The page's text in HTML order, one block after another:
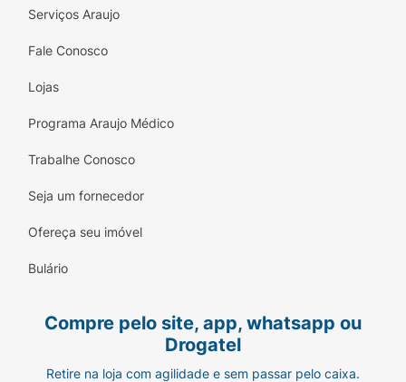
nas manchas em 1 semana.
- Eficácia antimanchas
- Corrige diversos tipos de manchas e
manchas pós acne
- Uniformiza a pele
- Reduz e previne o reaparecimento de
manchas
- Ação antioxidante
Indicação de uso:
- Aplicar após a limpeza do rosto
Serviços Araujo
Fale Conosco
Lojas
Programa Araujo Médico
Trabalhe Conosco
Seja um fornecedor
Ofereça seu imóvel
Bulário
Compre pelo site, app, whatsapp ou
Drogatel
Retire na loja com agilidade e sem passar pelo caixa.